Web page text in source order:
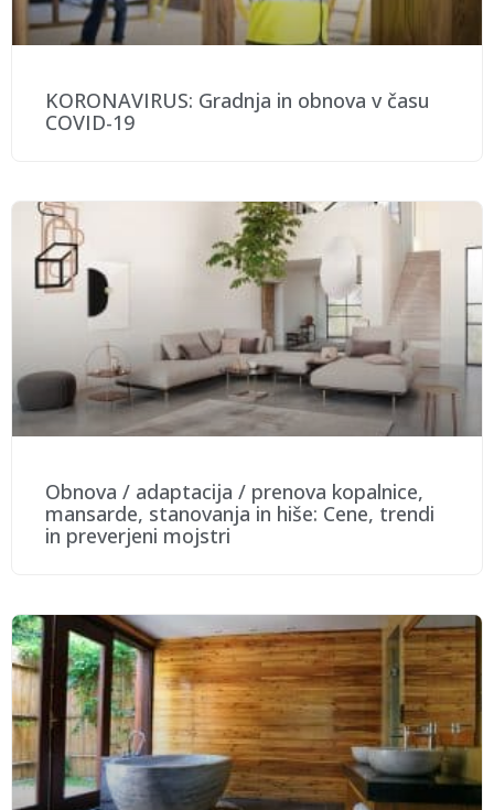
KORONAVIRUS: Gradnja in obnova v času
COVID-19
Obnova / adaptacija / prenova kopalnice,
mansarde, stanovanja in hiše: Cene, trendi
in preverjeni mojstri